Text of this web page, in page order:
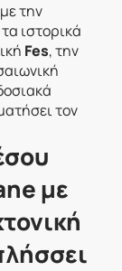
την
τα ιστορικά
Fes, την
τον
με